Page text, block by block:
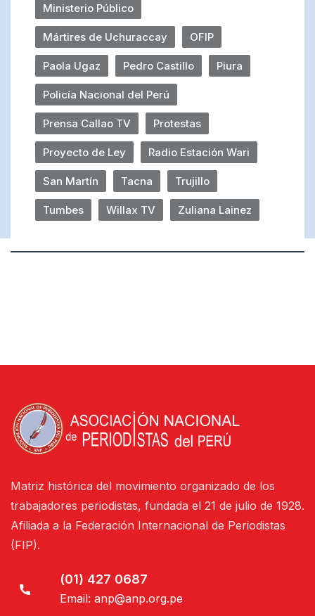
Ministerio Público
Mártires de Uchuraccay OFIP
Paola Ugaz Pedro Castillo Piura
Policía Nacional del Perú
Prensa Callao TV Protestas
Proyecto de Ley Radio Estación Wari
San Martín Tacna Trujillo
Tumbes Willax TV Zuliana Lainez
Matriz histórica del movimiento organizado de los
trabajadores periodistas, fundada el 21 de julio de 1928.
Afiliada a la Federación Internacional de Periodistas
(FIP).
(01) 427 0687
Email: anp@anp.org.pe